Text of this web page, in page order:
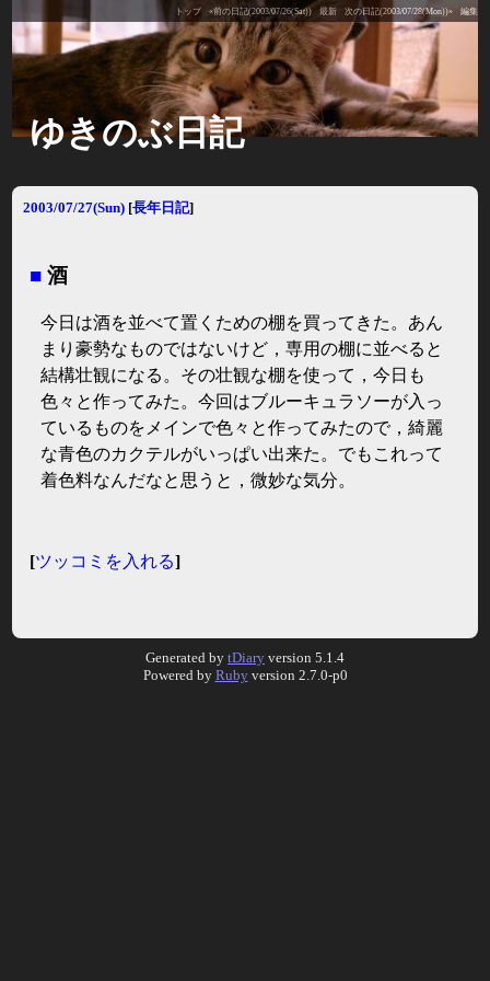
トップ «前の日記(2003/07/26(Sat)) 最新 次の日記(2003/07/28(Mon))» 編集
ゆきのぶ日記
2003/07/27(Sun) [長年日記]
■ 酒
今日は酒を並べて置くための棚を買ってきた。あん
まり豪勢なものではないけど，専用の棚に並べると
結構壮観になる。その壮観な棚を使って，今日も
色々と作ってみた。今回はブルーキュラソーが入っ
ているものをメインで色々と作ってみたので，綺麗
な青色のカクテルがいっぱい出来た。でもこれって
着色料なんだなと思うと，微妙な気分。
[ツッコミを入れる]
Generated by tDiary version 5.1.4
Powered by Rubyversion 2.7.0-p0